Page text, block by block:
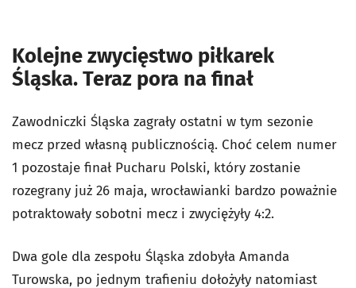
Kolejne zwycięstwo piłkarek
Śląska. Teraz pora na finał
Zawodniczki Śląska zagrały ostatni w tym sezonie
mecz przed własną publicznością. Choć celem numer
1 pozostaje finał Pucharu Polski, który zostanie
rozegrany już 26 maja, wrocławianki bardzo poważnie
potraktowały sobotni mecz i zwyciężyły 4:2.
Dwa gole dla zespołu Śląska zdobyła Amanda
Turowska, po jednym trafieniu dołożyły natomiast